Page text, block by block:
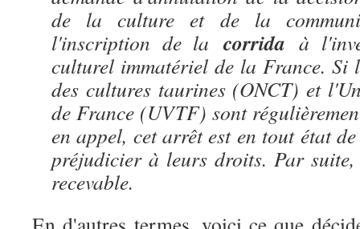
de la culture et de la
l'inscription de la corrida à
culturel immatériel de la France. Si
des cultures taurines (ONCT) et
de France (UVTF) sont
en appel, cet arrêt est en tout état
préjudicier à leurs droits. Par
recevable.